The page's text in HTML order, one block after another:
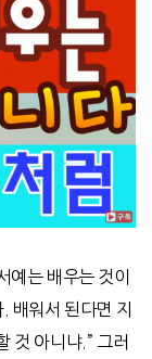
예는 배우는 것이
배워서 된다면 지
것 아니냐.” 그러